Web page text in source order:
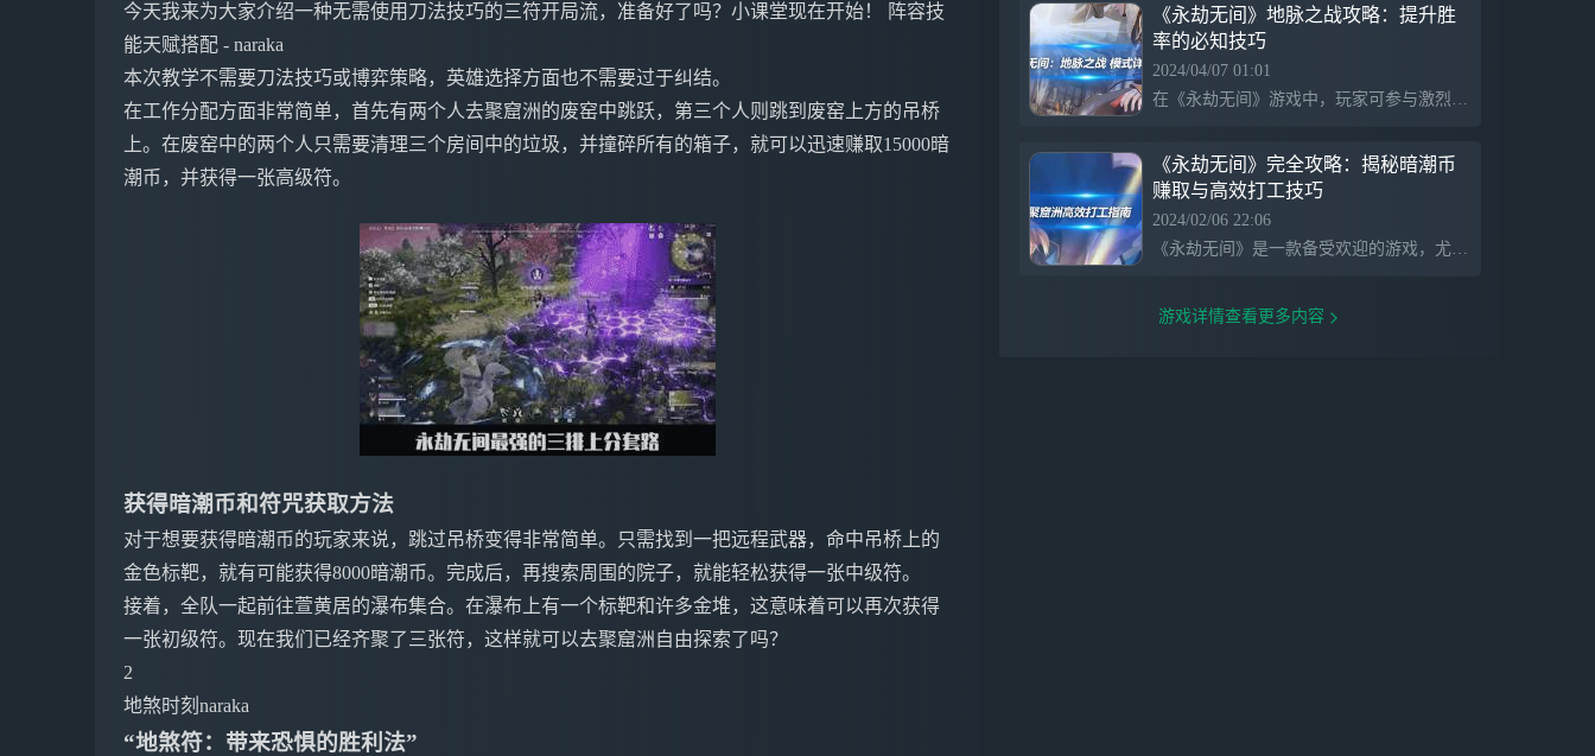
今天我来为大家介绍一种无需使用刀法技巧的三符开局流，准备好了吗？小课堂现在开始！ 阵容技
能天赋搭配 - naraka
本次教学不需要刀法技巧或博弈策略，英雄选择方面也不需要过于纠结。
在工作分配方面非常简单，首先有两个人去聚窟洲的废窑中跳跃，第三个人则跳到废窑上方的吊桥
上。在废窑中的两个人只需要清理三个房间中的垃圾，并撞碎所有的箱子，就可以迅速赚取15000暗
潮币，并获得一张高级符。
获得暗潮币和符咒获取方法
对于想要获得暗潮币的玩家来说，跳过吊桥变得非常简单。只需找到一把远程武器，命中吊桥上的
金色标靶，就有可能获得8000暗潮币。完成后，再搜索周围的院子，就能轻松获得一张中级符。
接着，全队一起前往萱黄居的瀑布集合。在瀑布上有一个标靶和许多金堆，这意味着可以再次获得
一张初级符。现在我们已经齐聚了三张符，这样就可以去聚窟洲自由探索了吗？
2
地煞时刻naraka
“地煞符：带来恐惧的胜利法”
《永劫无间》地脉之战攻略：提升胜
率的必知技巧
2024/04/07 01:01
在《永劫无间》游戏中，玩家可参与激烈的地脉之战，本文介绍了战斗的重要信息和技巧，帮助玩家更好地理解和应对战斗。游戏提供了团队对抗模式，12对12进行群战，玩家需通过击杀敌人、占领点位、造成伤害等方式获取积分，达到1000积分即可获胜。游戏的攻略版本并非最终版本，玩家需要不断去开发新的玩法。
《永劫无间》完全攻略：揭秘暗潮币
赚取与高效打工技巧
2024/02/06 22:06
《永劫无间》是一款备受欢迎的游戏，尤其在打工求职市场中，《永劫无间》打工指南备受瞩目。该指南提供了游戏内打工技巧，帮助玩家快速找到理想工作，获得稳定收入。玩家需要穿越困难和障碍，参与打工活动，以寻找暗潮币和三张返魂符。此外，在任务中，玩家需要表现出主动接纳挑战、保护队友和显示正义精神。
游戏详情查看更多内容